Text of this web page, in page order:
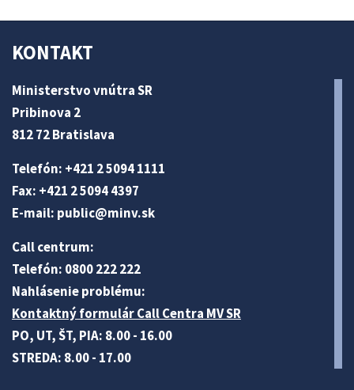
KONTAKT
Ministerstvo vnútra SR
Pribinova 2
812 72 Bratislava
Telefón: +421 2 5094 1111
Fax: +421 2 5094 4397
E-mail: public@minv.sk
Call centrum:
Telefón: 0800 222 222
Nahlásenie problému:
Kontaktný formulár Call Centra MV SR
PO, UT, ŠT, PIA: 8.00 - 16.00
STREDA: 8.00 - 17.00